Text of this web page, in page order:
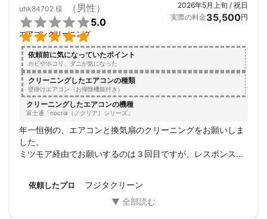
uhk84702 様 （男性）


5.0
エアコンクリーニング
2026年5月上旬 / 祝日
実際の料金35,500円
依頼前に気になっていたポイント
カビやホコリ、ダニが気になった
クリーニングしたエアコンの種類
壁掛けエアコン（お掃除機能付き）
クリーニングしたエアコンの機種
富士通「nocria（ノクリア）シリーズ」
年一恒例の、エアコンと換気扇のクリーニングをお願いしま
した。
ミツモア経由でお願いするのは３回目ですが、レスポンスの
満足しています。自信を持っておすすめする業者さんです。
依頼したプロ フジタクリーン